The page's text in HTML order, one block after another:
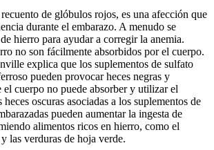
de glóbulos rojos, es una afección que
durante el embarazo. A menudo se
hierro para ayudar a corregir la anemia.
no son fácilmente absorbidos por el cuerpo.
explica que los suplementos de sulfato
pueden provocar heces negras y
el cuerpo no puede absorber y utilizar el
oscuras asociadas a los suplementos de
pueden aumentar la ingesta de
alimentos ricos en hierro, como el
las verduras de hoja verde.